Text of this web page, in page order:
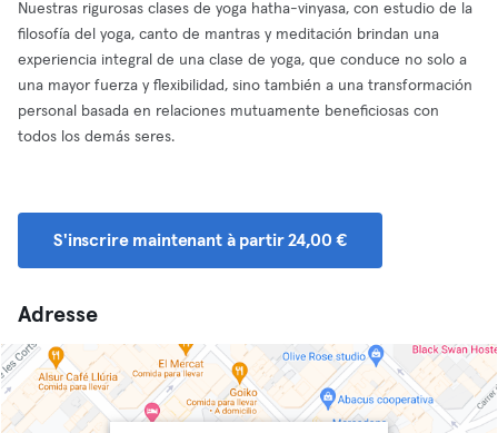
Nuestras rigurosas clases de yoga hatha-vinyasa, con estudio de la
filosofía del yoga, canto de mantras y meditación brindan una
experiencia integral de una clase de yoga, que conduce no solo a
una mayor fuerza y flexibilidad, sino también a una transformación
personal basada en relaciones mutuamente beneficiosas con
todos los demás seres.
S'inscrire maintenant à partir 24,00 €
Adresse